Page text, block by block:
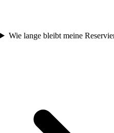
Wie lange bleibt meine